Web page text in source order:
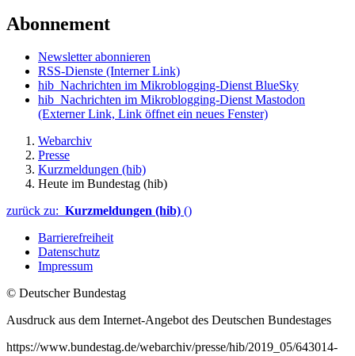
Abonnement
Newsletter abonnieren
RSS-Dienste (Interner Link)
hib_Nachrichten im Mikroblogging-Dienst BlueSky
hib_Nachrichten im Mikroblogging-Dienst Mastodon
(Externer Link, Link öffnet ein neues Fenster)
Webarchiv
Presse
Kurzmeldungen (hib)
Heute im Bundestag (hib)
zurück zu: Kurzmeldungen (hib) ()
Barrierefreiheit
Datenschutz
Impressum
© Deutscher Bundestag
Ausdruck aus dem Internet-Angebot des Deutschen Bundestages
https://www.bundestag.de/webarchiv/presse/hib/2019_05/643014-